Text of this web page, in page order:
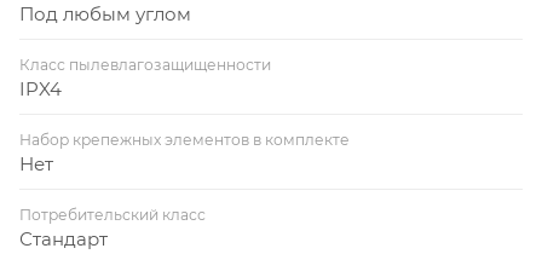
Под любым углом
Класс пылевлагозащищенности
IPX4
Набор крепежных элементов в комплекте
Нет
Потребительский класс
Стандарт